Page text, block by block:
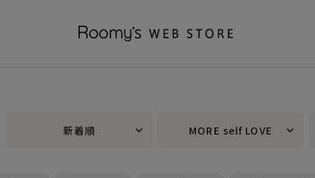
新着順 MORE self LOVE